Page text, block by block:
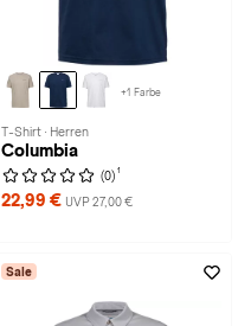
+1 Farbe
T-Shirt · Herren
Columbia
(0) 1
22,99 € UVP 27,00 €
Sale